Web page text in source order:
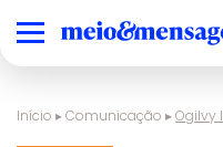
Início ▸Comunicação ▸Ogilvy